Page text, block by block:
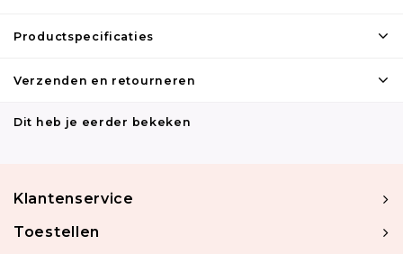
Productspecificaties
Verzenden en retourneren
Dit heb je eerder bekeken
Klantenservice
Toestellen